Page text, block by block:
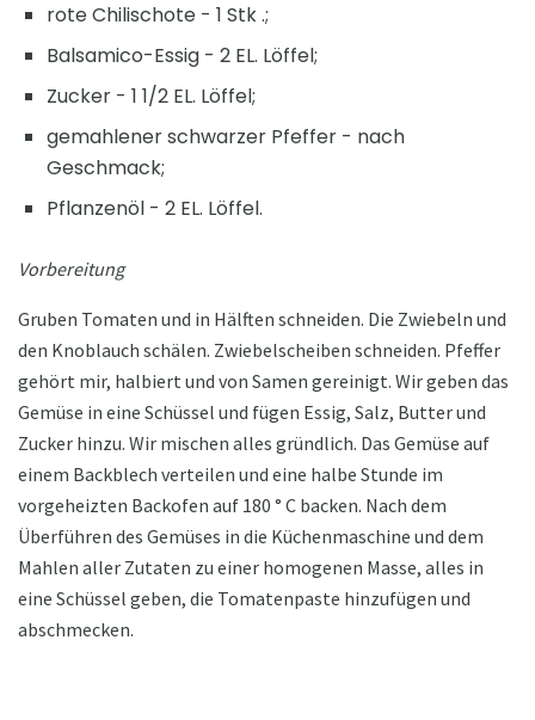
rote Chilischote - 1 Stk .;
Balsamico-Essig - 2 EL. Löffel;
Zucker - 1 1/2 EL. Löffel;
gemahlener schwarzer Pfeffer - nach
Geschmack;
Pflanzenöl - 2 EL. Löffel.
Vorbereitung
Gruben Tomaten und in Hälften schneiden. Die Zwiebeln und
den Knoblauch schälen. Zwiebelscheiben schneiden. Pfeffer
gehört mir, halbiert und von Samen gereinigt. Wir geben das
Gemüse in eine Schüssel und fügen Essig, Salz, Butter und
Zucker hinzu. Wir mischen alles gründlich. Das Gemüse auf
einem Backblech verteilen und eine halbe Stunde im
vorgeheizten Backofen auf 180 ° C backen. Nach dem
Überführen des Gemüses in die Küchenmaschine und dem
Mahlen aller Zutaten zu einer homogenen Masse, alles in
eine Schüssel geben, die Tomatenpaste hinzufügen und
abschmecken.